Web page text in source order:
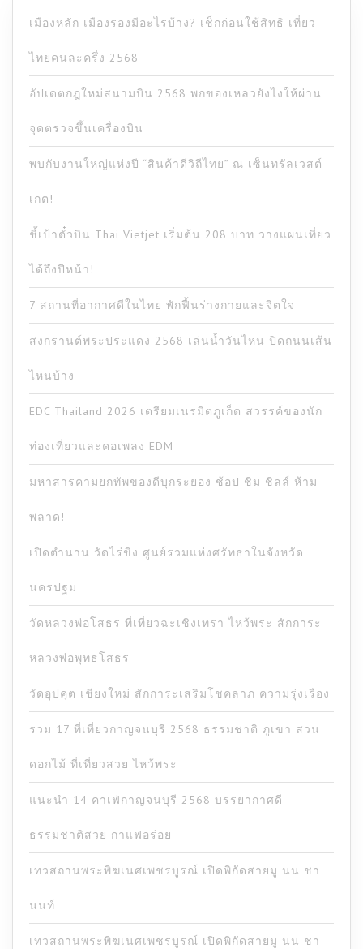
เมืองหลัก เมืองรองมีอะไรบ้าง? เช็กก่อนใช้สิทธิ เที่ยว
ไทยคนละครึ่ง 2568
อัปเดตกฎใหม่สนามบิน 2568 พกของเหลวยังไงให้ผ่าน
จุดตรวจขึ้นเครื่องบิน
พบกับงานใหญ่แห่งปี “สินค้าดีวิถีไทย” ณ เซ็นทรัลเวสต์
เกต!
ชี้เป้าตั๋วบิน Thai Vietjet เริ่มต้น 208 บาท วางแผนเที่ยว
ได้ถึงปีหน้า!
7 สถานที่อากาศดีในไทย พักฟื้นร่างกายและจิตใจ
สงกรานต์พระประแดง 2568 เล่นน้ำวันไหน ปิดถนนเส้น
ไหนบ้าง
EDC Thailand 2026 เตรียมเนรมิตภูเก็ต สวรรค์ของนัก
ท่องเที่ยวและคอเพลง EDM
มหาสารคามยกทัพของดีบุกระยอง ช้อป ชิม ชิลล์ ห้าม
พลาด!
เปิดตำนาน วัดไร่ขิง ศูนย์รวมแห่งศรัทธาในจังหวัด
นครปฐม
วัดหลวงพ่อโสธร ที่เที่ยวฉะเชิงเทรา ไหว้พระ สักการะ
หลวงพ่อพุทธโสธร
วัดอุปคุต เชียงใหม่ สักการะเสริมโชคลาภ ความรุ่งเรือง
รวม 17 ที่เที่ยวกาญจนบุรี 2568 ธรรมชาติ ภูเขา สวน
ดอกไม้ ที่เที่ยวสวย ไหว้พระ
แนะนำ 14 คาเฟ่กาญจนบุรี 2568 บรรยากาศดี
ธรรมชาติสวย กาแฟอร่อย
เทวสถานพระพิฆเนศเพชรบูรณ์ เปิดพิกัดสายมู นน ชา
นนท์
เทวสถานพระพิฆเนศเพชรบูรณ์ เปิดพิกัดสายมู นน ชา